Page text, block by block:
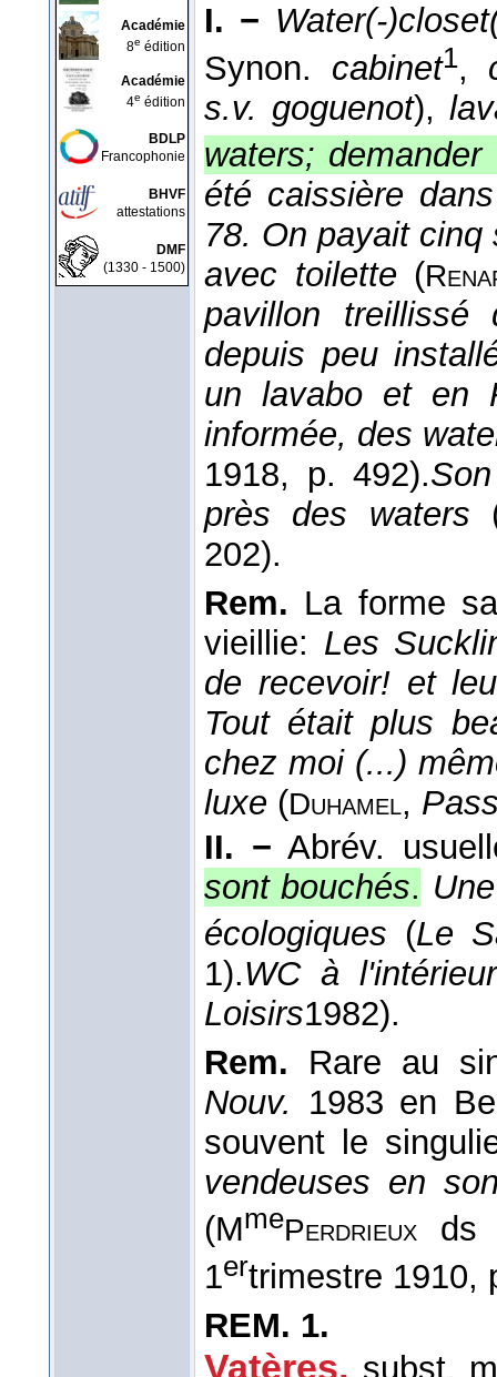
Académie
8e édition
Académie
4e édition
BDLP
Francophonie
BHVF
attestations
DMF
(1330 - 1500)
I. − Water(-
Synon. cabinet1 ,
s.v. goguenot),
waters;
été caissière
78. On payait
avec toilette (
pavillon
depuis peu
un lavabo et en
informée, des
1918, p. 492).
près des waters
202).
Rem. La forme
vieillie: Les
de recevoir! et
Tout était plus
chez moi (...)
luxe (Duhamel,
II. − Abrév.
sont bouchés.
écologiques (Le
1).WC à
Loisirs1982).
Rem. Rare au
Nouv. 1983 en
souvent le
vendeuses en
(MmePerdrieux
1ertrimestre 1910,
REM. 1.
Vatères, subst.